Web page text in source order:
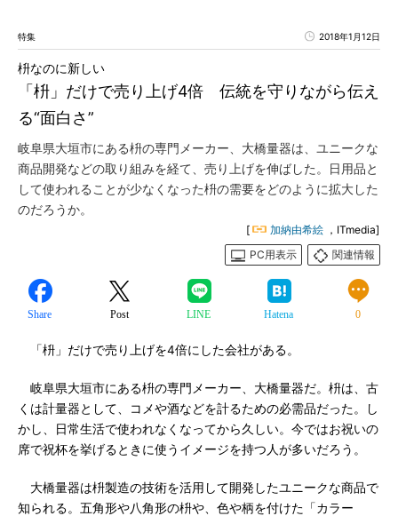
特集 2018年1月12日
「枡」だけで売り上げ4倍 伝統を守りながら伝え
る“面白さ”
枡なのに新しい
岐阜県大垣市にある枡の専門メーカー、大橋量器は、ユニークな
商品開発などの取り組みを経て、売り上げを伸ばした。日用品と
して使われることが少なくなった枡の需要をどのように拡大した
のだろうか。
[ 加納由希絵 ，ITmedia]
PC用表示
関連情報
Share Post LINE Hatena 0
「枡」だけで売り上げを4倍にした会社がある。
岐阜県大垣市にある枡の専門メーカー、大橋量器だ。枡は、古
くは計量器として、コメや酒などを計るための必需品だった。し
かし、日常生活で使われなくなってから久しい。今ではお祝いの
席で祝杯を挙げるときに使うイメージを持つ人が多いだろう。
大橋量器は枡製造の技術を活用して開発したユニークな商品で
知られる。五角形や八角形の枡や、色や柄を付けた「カラー